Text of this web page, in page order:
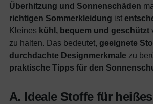
Überhitzung und Sonnenschäden
richtigen Sommerkleidung ist
Kleines kühl, bequem und geschützt
zu halten. Das bedeutet, geeignete
durchdachte Designmerkmale zu
praktische Tipps für den
A. Ideale Stoffe für